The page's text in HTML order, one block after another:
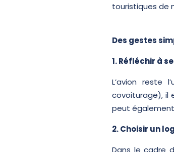
touristiques de
Des gestes
1. Réfléchir à
L’avion reste
covoiturage), il
peut également
2. Choisir un
Dans le cadre